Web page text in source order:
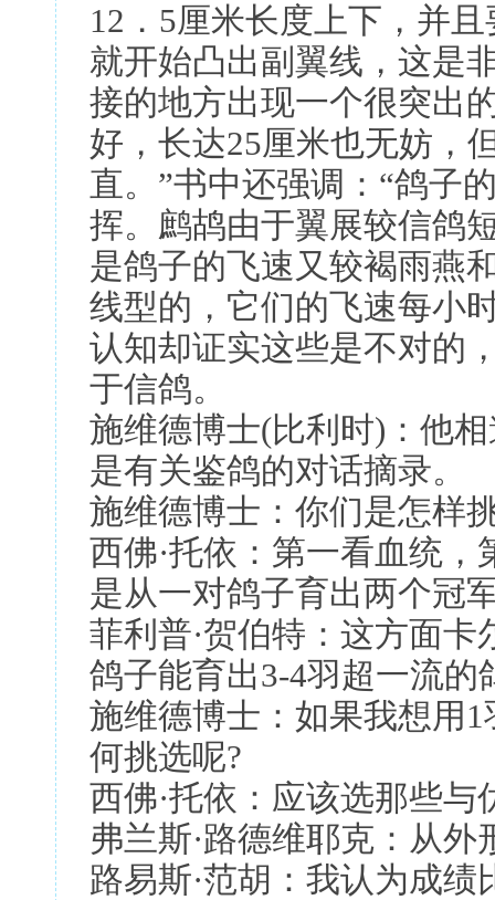
12．5厘米长度上下，并
就开始凸出副翼线，这是
接的地方出现一个很突出
好，长达25厘米也无妨，
直。”书中还强调：“鸽子
挥。鹧鸪由于翼展较信鸽
是鸽子的飞速又较褐雨燕
线型的，它们的飞速每小
认知却证实这些是不对的
于信鸽。
施维德博士(比利时)：他
是有关鉴鸽的对话摘录。
施维德博士：你们是怎样
西佛·托依：第一看血统
是从一对鸽子育出两个冠
菲利普·贺伯特：这方面卡
鸽子能育出3-4羽超一流的
施维德博士：如果我想用
何挑选呢?
西佛·托依：应该选那些
弗兰斯·路德维耶克：从外
路易斯·范胡：我认为成